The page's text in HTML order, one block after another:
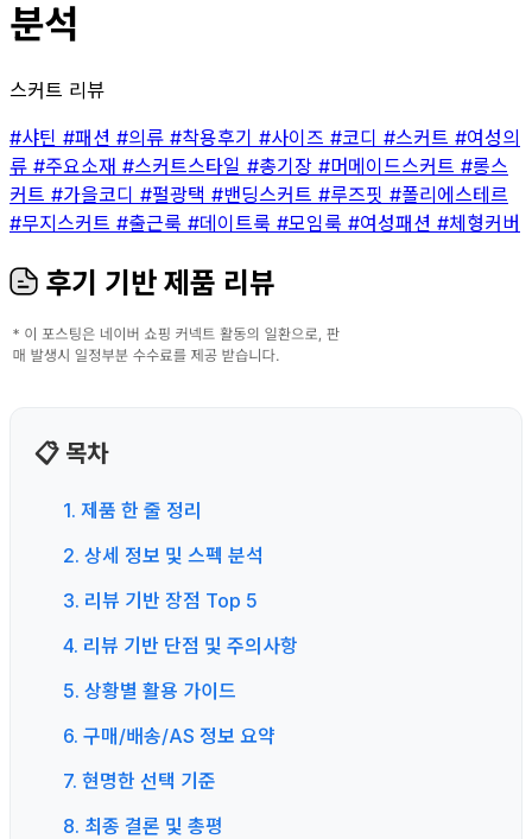
분석
스커트 리뷰
#샤틴 #패션 #의류 #착용후기 #사이즈 #코디 #스커트 #여성의
류 #주요소재 #스커트스타일 #총기장 #머메이드스커트 #롱스
커트 #가을코디 #펄광택 #밴딩스커트 #루즈핏 #폴리에스테르
#무지스커트 #출근룩 #데이트룩 #모임룩 #여성패션 #체형커버
후기 기반 제품 리뷰
📋 목차
1. 제품 한 줄 정리
2. 상세 정보 및 스펙 분석
3. 리뷰 기반 장점 Top 5
4. 리뷰 기반 단점 및 주의사항
5. 상황별 활용 가이드
6. 구매/배송/AS 정보 요약
7. 현명한 선택 기준
8. 최종 결론 및 총평